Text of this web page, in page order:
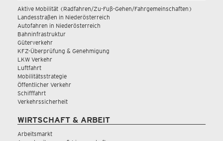
Aktive Mobilität (Radfahren/Zu-Fuß-Gehen/Fahrgemeinschaften)
Landesstraßen in Niederösterreich
Autofahren in Niederösterreich
Bahninfrastruktur
Güterverkehr
KFZ-Überprüfung & Genehmigung
LKW Verkehr
Luftfahrt
Mobilitätsstrategie
Öffentlicher Verkehr
Schifffahrt
Verkehrssicherheit
WIRTSCHAFT & ARBEIT
Arbeitsmarkt